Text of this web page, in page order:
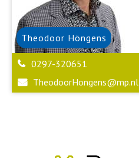
Theodoor Höngens
0297-320651
TheodoorHongens@mp.nl